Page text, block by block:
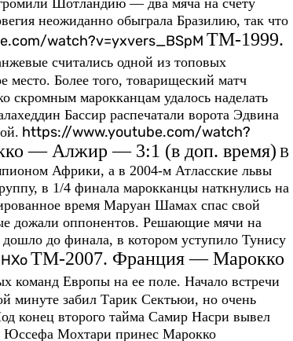
неожиданно обыграла Бразилию, так что
watch?v=yxvers_BSpM ТМ-1999.
считались одной из топовых
место. Более того, товарищеский матч
скромным марокканцам удалось наделать
Бассир распечатали ворота Эдвина
https://www.youtube.com/watch?
— Алжир — 3:1 (в доп. время) В
Африки, а в 2004-м Атласские львы
в 1/4 финала марокканцы наткнулись на
время Маруан Шамах спас свой
дожали оппонентов. Решающие мячи на
до финала, в котором уступило Тунису
ТМ-2007. Франция — Марокко
команд Европы на ее поле. Начало встречи
минуте забил Тарик Сектьюи, но очень
конец второго тайма Самир Насри вывел
Юссефа Мохтари принес Марокко